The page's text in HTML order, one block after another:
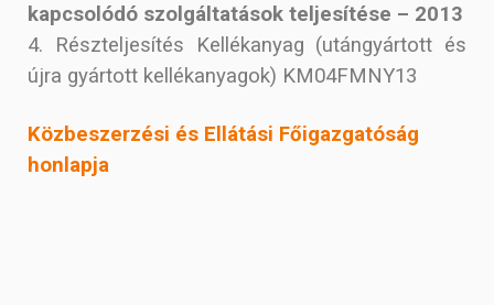
kapcsolódó szolgáltatások teljesítése – 2013
4. Részteljesítés Kellékanyag (utángyártott és
újra gyártott kellékanyagok) KM04FMNY13
Közbeszerzési és Ellátási Főigazgatóság
honlapja